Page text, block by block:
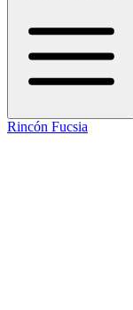
Rincón Fucsia